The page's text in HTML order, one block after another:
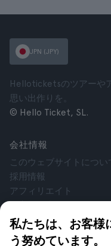
私たちは、お客様
う努めています。
JPN (JPY)
Helloticketsのツアーや
思い出作りを。
© Hello Ticket, SL.
会社情報
このウェブサイトについ
採用情報
アフィリエイト
個人情報保護方針
利用規約